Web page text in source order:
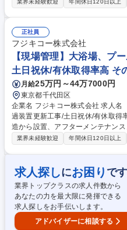
的アドバイス ■NEXCOグループ会
変更範囲】当社の指定する業務 募集職種 【北陸/建築工事監理】年収550
万以上/125日休/常用型の有期雇用派
業界未経験歓迎 年間休日120日以上
正社員
フジキコー株式会社
【現場管理】大浴場、プ
土日祝休/有休取得率高 そ
月給25万円～44万7000円
東京都千代田区
企業名 フジキコー株式会社 求人名 【現場管理】大浴場、プールなどのろ
過装置更新工事/土日祝休/有休取得率高 仕事の内容 ろ過装置の設計
造から設置、アフターメンテナン
にて、ろ過装置、配管などの更新
クラブ等の商業施設や学校等の官
内容の詳細や調整をお任せします
定、スケジュール調整等） ■ろ過
の交換作業の立会及び安全管理 ■協力
【現場管理】大浴場、プールなど
率高
業界未経験歓迎 年間休日120日以上
求人探しにお困り で
業界トップクラスの求人件数から
あなたの力を最大限に発揮できる
求人探しをお手伝いします。
アドバイザーに相談する